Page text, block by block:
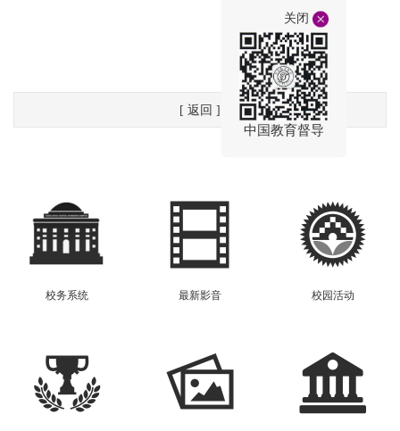
[ 返回 ]
校务系统 最新影音 校园活动
关闭
中国教育督导